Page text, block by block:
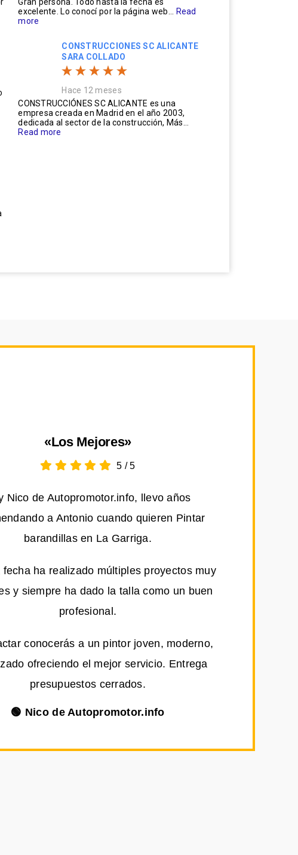
Gran persona. Todo hasta la fecha es
excelente. Lo conocí por la página web... Read
more
CONSTRUCCIONES SC ALICANTE
SARA COLLADO
Hace 12 meses
CONSTRUCCIÓNES SC ALICANTE es una
empresa creada en Madrid en el año 2003,
dedicada al sector de la construcción, Más...
Read more
«Los Mejores»
5 /5
Nico de Autopromotor.info, llevo años
a Antonio cuando quieren Pintar
barandillas en La Garriga.
fecha ha realizado múltiples proyectos muy
y siempre ha dado la talla como un buen
profesional.
conocerás a un pintor joven, moderno,
ofreciendo el mejor servicio. Entrega
presupuestos cerrados.
🟢 Nico de Autopromotor.info